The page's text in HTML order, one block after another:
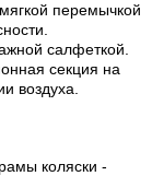
перемычкой
салфеткой.
секция на
воздуха.
коляски -